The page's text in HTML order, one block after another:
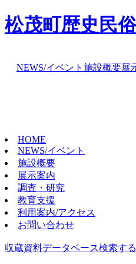
松茂町歴史民
NEWS/イベント 施設概要展
HOME
NEWS/イベント
施設概要
展示案内
調査・研究
教育支援
利用案内/アクセス
お問い合わせ
収蔵資料データベース検索する